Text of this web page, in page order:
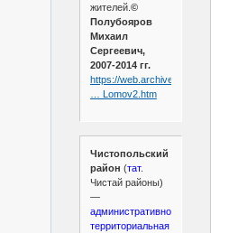
жителей. ©
Полубояров
Михаил
Сергеевич,
2007-2014 гг.
https://web.archive.org/web/
… Lomov2.htm
Чистопольский
район (тат.
Чистай районы)
—
административно-
территориальная